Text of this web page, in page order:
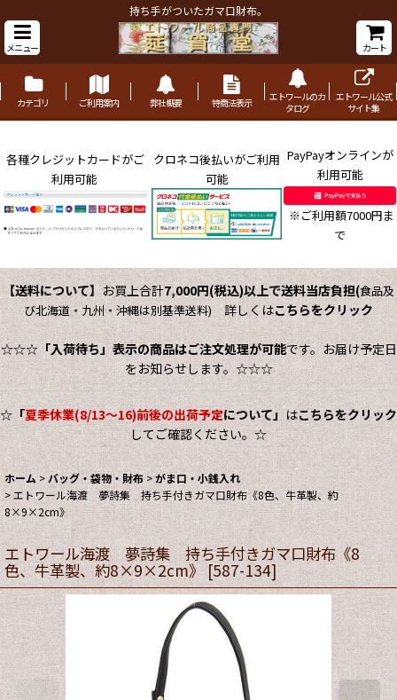
持ち手がついたガマ口財布。
メニュー カート
カテゴリ ご利用案内 弊社概要 特商法表示
エトワールのカ
タログ
エトワール公式
サイト集
各種クレジットカードがご
利用可能
クロネコ後払いがご利用
可能
PayPayオンラインが
利用可能
※ご利用額7000円ま
で
【送料について】 お買上合計7,000円(税込)以上で送料当店負担(食品及
び北海道・九州・沖縄は別基準送料)詳しくはこちらをクリック
☆☆☆「入荷待ち」表示の商品はご注文処理が可能です。お届け予定日
をお知らせします。☆☆☆
☆「夏季休業(8/13～16)前後の出荷予定について」はこちらをクリック
してご確認ください。☆
ホーム > バッグ・袋物・財布 >がま口・小銭入れ
>エトワール海渡 夢詩集 持ち手付きガマ口財布《8色、牛革製、約
8×9×2cm》
エトワール海渡 夢詩集 持ち手付きガマ口財布《8
色、牛革製、約8×9×2cm》 [587-134]